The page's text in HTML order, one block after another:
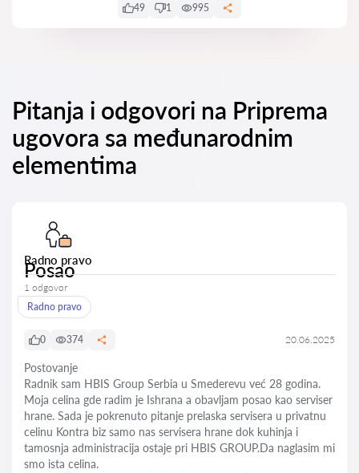
49 1 995
Pitanja i odgovori na Priprema
ugovora sa međunarodnim
elementima
Radno pravo
Posao
1 odgovor
Radno pravo
0 374 20.06.2025
Postovanje
Radnik sam HBIS Group Serbia u Smederevu već 28 godina.
Moja celina gde radim je Ishrana a obavljam posao kao serviser
hrane. Sada je pokrenuto pitanje prelaska servisera u privatnu
celinu Kontra biz samo nas servisera hrane dok kuhinja i
tamosnja administracija ostaje pri HBIS GROUP.Da naglasim mi
smo ista celina.